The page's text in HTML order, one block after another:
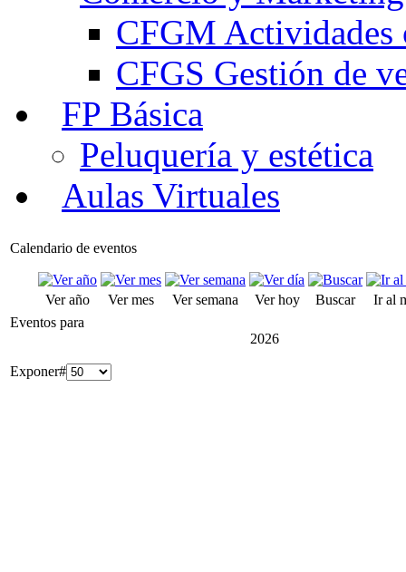
CFGM Actividades
CFGS Gestión de
FP Básica
Peluquería y estética
Aulas Virtuales
Calendario de eventos
Ver año Ver mes Ver semana Ver hoy Buscar
Ir al
Eventos para
2026
Exponer#